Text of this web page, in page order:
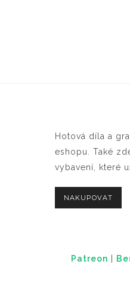
Hotová díla a
eshopu. Také
vybavení, které
NAKUPOVAT
Patreon